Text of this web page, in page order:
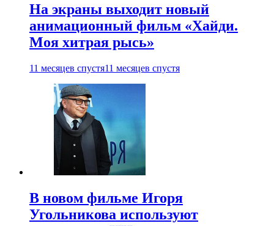
На экраны выходит новый
анимационный фильм «Хайди.
Моя хитрая рысь»
11 месяцев спустя11 месяцев спустя
В новом фильме Игоря
Угольникова используют